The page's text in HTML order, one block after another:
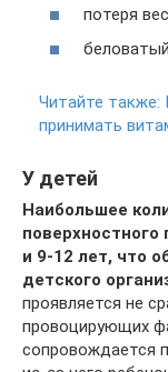
потеря
Читайте также:
принимать
У детей
Наибольшее
и 9-12 лет, что
детского
проявляется не
провоцирующих
сопровождается